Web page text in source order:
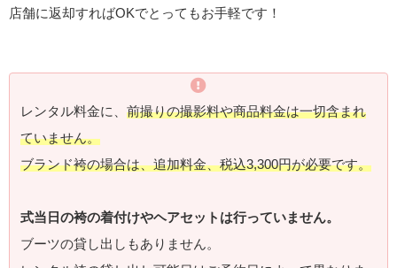
店舗に返却すればOKでとってもお手軽です！
レンタル料金に、 前撮りの撮影料や商品料金は一切含まれ
ていません。
ブランド袴の場合は、追加料金、税込3,300円が必要です。
式当日の袴の着付けやヘアセットは行っていません。
ブーツの貸し出しもありません。